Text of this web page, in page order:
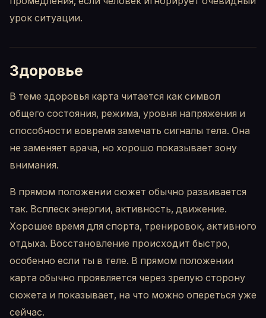
урок ситуации.
Здоровье
В теме здоровья карта читается как символ
общего состояния, режима, уровня напряжения и
способности вовремя замечать сигналы тела. Она
не заменяет врача, но хорошо показывает зону
внимания.
В прямом положении сюжет обычно развивается
так. Всплеск энергии, активность, движение.
Хорошее время для спорта, тренировок, активного
отдыха. Восстановление происходит быстро,
особенно если ты в теле. В прямом положении
карта обычно проявляется через зрелую сторону
сюжета и показывает, на что можно опереться уже
сейчас.